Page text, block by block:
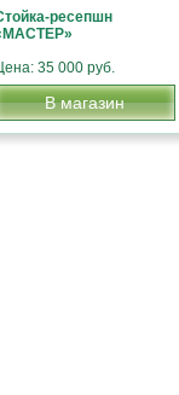
ресепшн
35 000 руб.
В магазин